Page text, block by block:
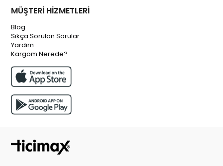
MÜŞTERİ HİZMETLERİ
Blog
Sıkça Sorulan Sorular
Yardım
Kargom Nerede?